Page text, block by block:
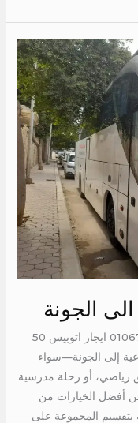
ايجار اتوبيس 50 راكب الى الجونة 01067451866 ايجار اتوبيس 50
إلى الجونة—سواء
أو رحلة مدرسية
واحدًا من أفضل الخيارات من
بتقسيم المجموعة على